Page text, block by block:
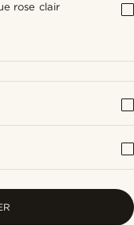
rose clair